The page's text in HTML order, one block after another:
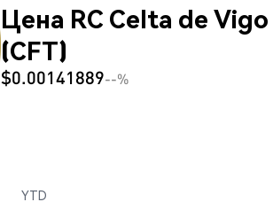
Цена RC Celta de
(CFT)
$0.00141889--%
YTD